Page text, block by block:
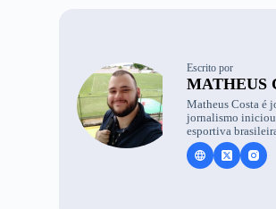
Escrito por
MATHEUS
Matheus Costa é
jornalismo iniciou
esportiva